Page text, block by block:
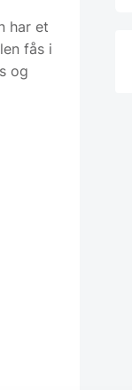
har et
fås i
og